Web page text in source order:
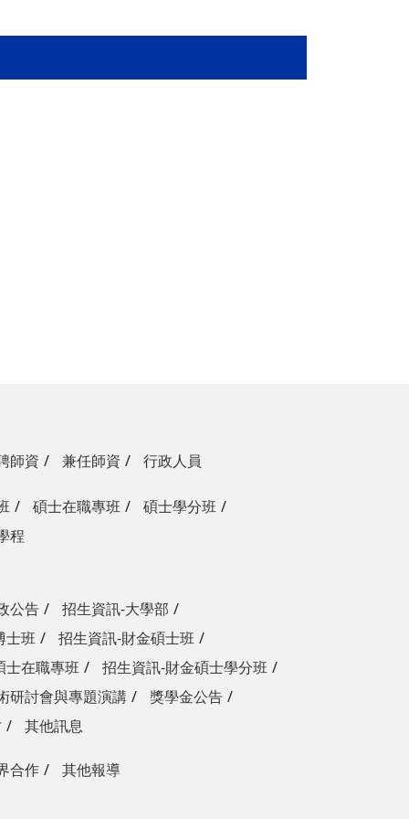
師資 兼任師資 行政人員
碩士在職專班
碩士學分班
程
公告
招生資訊-大學部
士班
招生資訊-財金碩士班
士在職專班
招生資訊-財金碩士學分班
研討會與專題演講
獎學金公告
其他訊息
合作 其他報導